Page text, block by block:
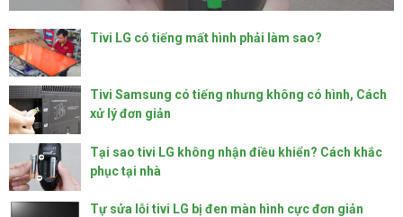
Tivi LG có tiếng mất hình phải làm sao?
Tivi Samsung có tiếng nhưng không có hình, Cách
xử lý đơn giản
Tại sao tivi LG không nhận điều khiển? Cách khắc
phục tại nhà
Tự sửa lỗi tivi LG bị đen màn hình cực đơn giản